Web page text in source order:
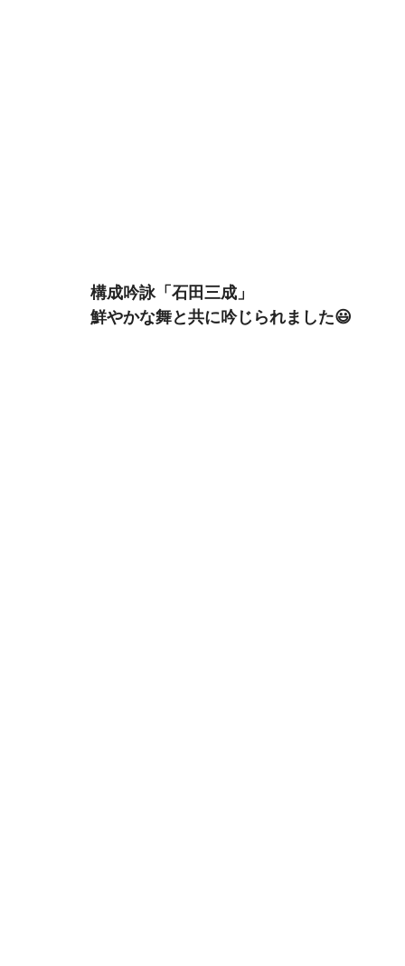
構成吟詠「石田三成」
鮮やかな舞と共に吟じられました😃